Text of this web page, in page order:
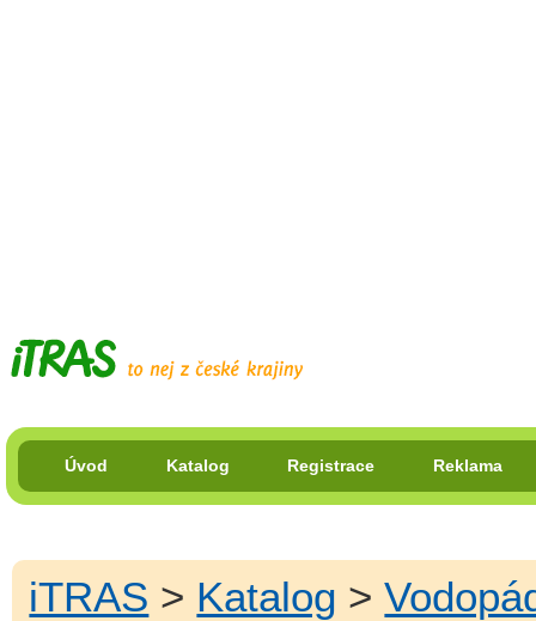
Úvod Katalog Registrace Reklama
iTRAS > Katalog >